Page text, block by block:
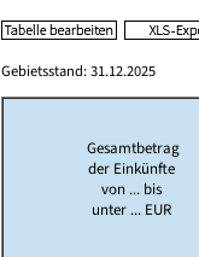
Gebietsstand: 31.12.2025
Gesamtbetrag
der Einkünfte
von ... bis
unter ... EUR